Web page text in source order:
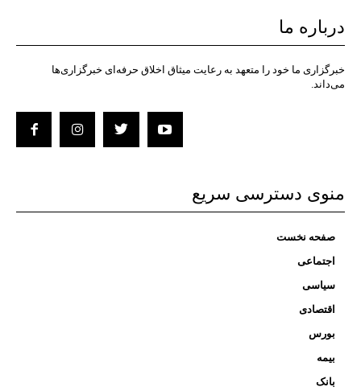
درباره ما
خبرگزاری ما خود را متعهد به رعایت میثاق اخلاق حرفه‌ای خبرگزاری‌ها
می‌داند.
منوی دسترسی سریع
صفحه نخست
اجتماعی
سیاسی
اقتصادی
بورس
بیمه
بانک